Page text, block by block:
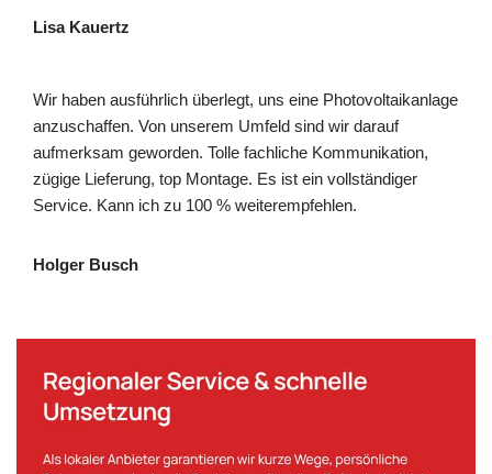
Lisa Kauertz
Wir haben ausführlich überlegt, uns eine Photovoltaikanlage
anzuschaffen. Von unserem Umfeld sind wir darauf
aufmerksam geworden. Tolle fachliche Kommunikation,
zügige Lieferung, top Montage. Es ist ein vollständiger
Service. Kann ich zu 100 % weiterempfehlen.
Holger Busch